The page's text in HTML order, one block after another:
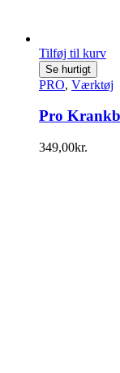
Tilføj til kurv
Se hurtigt
PRO, Værktøj
Pro
349,00kr.